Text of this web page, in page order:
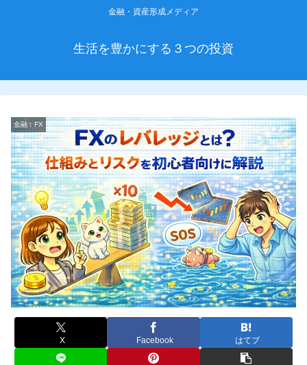
金融・資産形成メディア
生活を豊かにする３つの投資
金融︰FX
X Facebook はてブ